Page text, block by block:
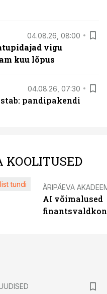
04.08.26, 08:00
vigu
kuu lõpus
04.08.26, 07:30
pandipakendi
KOOLITUSED
tundi ÄRIPÄEVA
AI võimalused